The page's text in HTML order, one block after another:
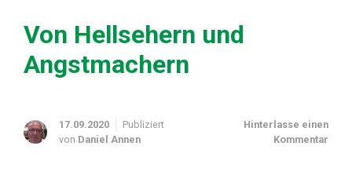
Von Hellsehern und
Angstmachern
17.09.2020
Publiziert
von Daniel Annen
Hinterlasse einen
Kommentar